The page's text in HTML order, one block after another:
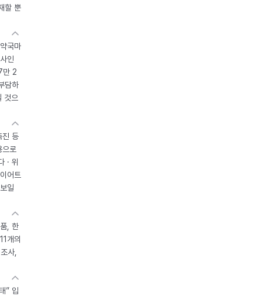
할 뿐
국마
인
만 2
담하
것으
진 등
로
· 위
어트
일
, 한
개의
사,
” 입